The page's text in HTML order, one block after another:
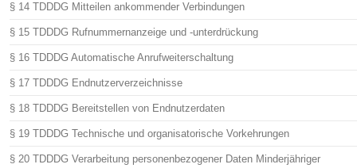
§ 14 TDDDG Mitteilen ankommender Verbindungen
§ 15 TDDDG Rufnummernanzeige und -unterdrückung
§ 16 TDDDG Automatische Anrufweiterschaltung
§ 17 TDDDG Endnutzerverzeichnisse
§ 18 TDDDG Bereitstellen von Endnutzerdaten
§ 19 TDDDG Technische und organisatorische Vorkehrungen
§ 20 TDDDG Verarbeitung personenbezogener Daten Minderjähriger